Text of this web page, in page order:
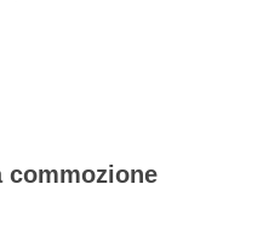
commozione